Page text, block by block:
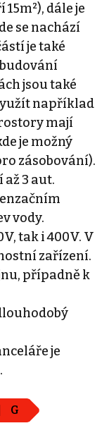
dále je
se nachází
je také
jsou také
například
mají
je možný
zásobování).
3 aut.
vody.
tak i 400V. V
zařízení.
případně k
je
G